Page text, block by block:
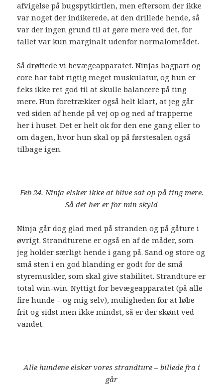
afvigelse på bugspytkirtlen, men eftersom der ikke
var noget der indikerede, at den drillede hende, så
var der ingen grund til at gøre mere ved det, for
tallet var kun marginalt udenfor normalområdet.
Så drøftede vi bevægeapparatet. Ninjas bagpart og
core har tabt rigtig meget muskulatur, og hun er
f.eks ikke ret god til at skulle balancere på ting
mere. Hun foretrækker også helt klart, at jeg går
ved siden af hende på vej op og ned af trapperne
her i huset. Det er helt ok for den ene gang eller to
om dagen, hvor hun skal op på førstesalen også
tilbage igen.
Feb 24. Ninja elsker ikke at blive sat op på ting mere.
Så det her er for min skyld
Ninja går dog glad med på stranden og på gåture i
øvrigt. Strandturene er også en af de måder, som
jeg holder særligt hende i gang på. Sand og store og
små sten i en god blanding er godt for de små
styremuskler, som skal give stabilitet. Strandture er
total win-win. Nyttigt for bevægeapparatet (på alle
fire hunde – og mig selv), muligheden for at løbe
frit og sidst men ikke mindst, så er der skønt ved
vandet.
Alle hundene elsker vores strandture– billede fra i
går